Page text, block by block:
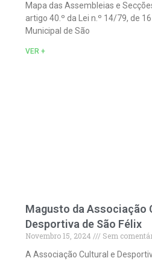
Mapa das Assembleias e
artigo 40.º da Lei n.º 14/79, de
Municipal de São
VER +
Magusto da Associação
Desportiva de São Félix
Novembro 15, 2024
Sem
A Associação Cultural e